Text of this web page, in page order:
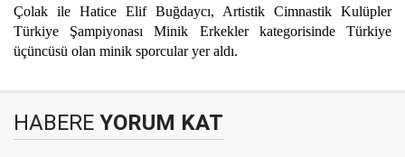
Çolak ile Hatice Elif Buğdaycı, Artistik Cimnastik Kulüpler
Türkiye Şampiyonası Minik Erkekler kategorisinde Türkiye
üçüncüsü olan minik sporcular yer aldı.
HABERE YORUM KAT